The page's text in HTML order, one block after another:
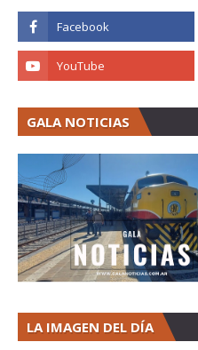
GALA NOTICIAS
LA IMAGEN DEL DÍA